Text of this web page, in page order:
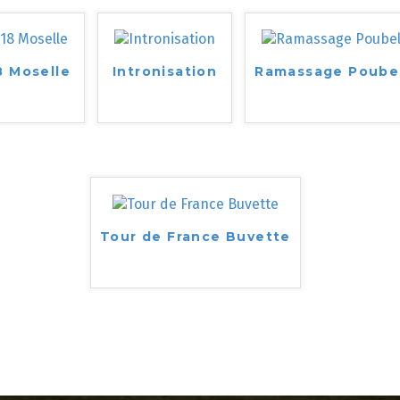
Moselle Intronisation Ramassage
Tour de France Buvette